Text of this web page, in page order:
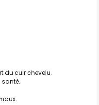
du cuir chevelu.
santé.